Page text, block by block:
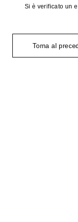
Si è verificato un
Torna al